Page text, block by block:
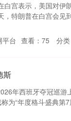
宫表示，美国对伊
特朗普在白宫会见
平台 查看： 75 分类
斯
年西班牙夺冠巡游
为“年度格斗盛典第